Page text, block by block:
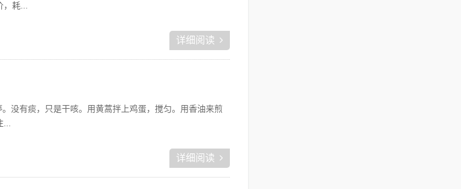
耗...
详细阅读
没有痰，只是干咳。用黄蒿拌上鸡蛋，搅匀。用香油来煎
详细阅读